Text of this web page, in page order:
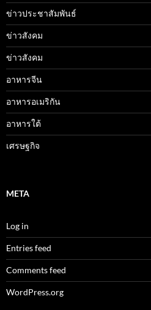
ข่าวประชาสัมพันธ์
ข่าวสังคม
ข่าวสังคม
อาหารจีน
อาหารอเมริกัน
อาหารใต้
เศรษฐกิจ
META
Log in
Entries feed
Comments feed
WordPress.org